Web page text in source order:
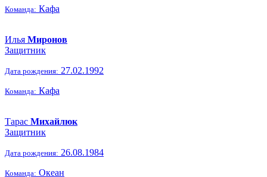
Команда: Кафа
Илья Миронов
Защитник
Дата рождения: 27.02.1992
Команда: Кафа
Тарас Михайлюк
Защитник
Дата рождения: 26.08.1984
Команда: Океан